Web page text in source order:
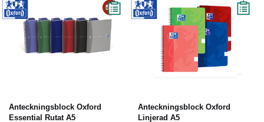
Anteckningsblock Oxford
Essential Rutat A5
Anteckningsblock Oxford
Linjerad A5